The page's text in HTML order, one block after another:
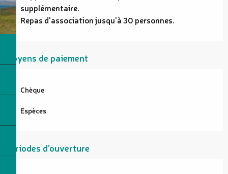
supplémentaire.
Repas d'association jusqu'à 30 personnes.
Moyens de paiement
Chèque
Espèces
Périodes d'ouverture